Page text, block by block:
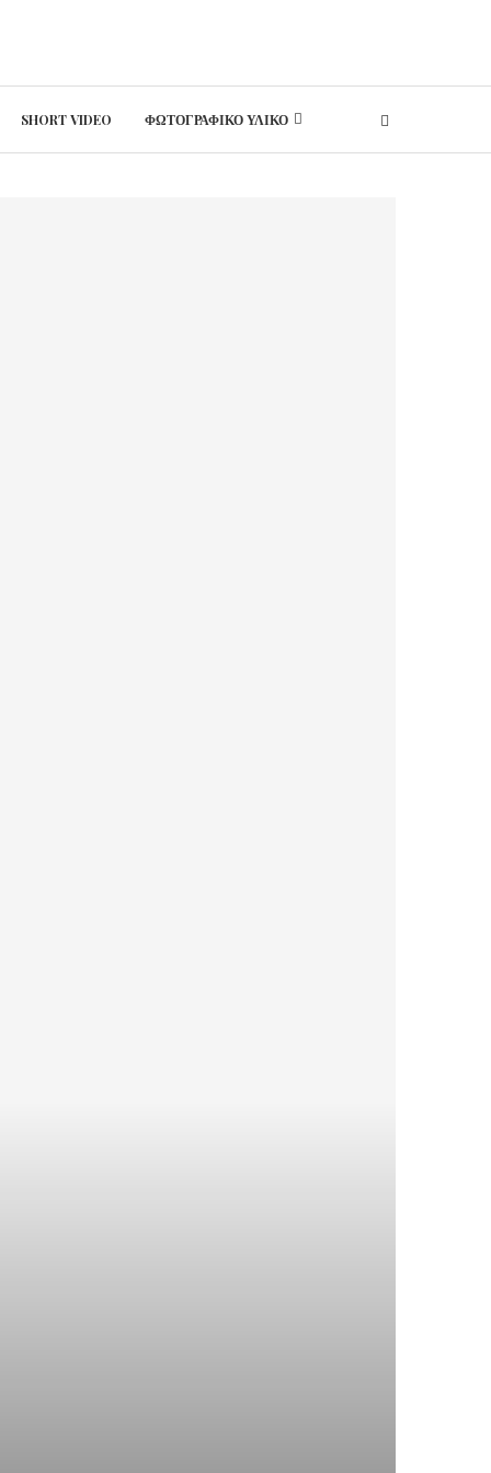
SHORT VIDEO ΦΩΤΟΓΡΑΦΙΚΟ ΥΛΙΚΟ